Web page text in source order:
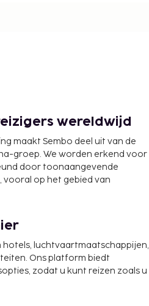
wereldwijd
maakt Sembo deel uit van de
groep. We worden erkend voor
door toonaangevende
vooral op het gebied van
hotels, luchtvaartmaatschappijen,
Ons platform biedt
zodat u kunt reizen zoals u